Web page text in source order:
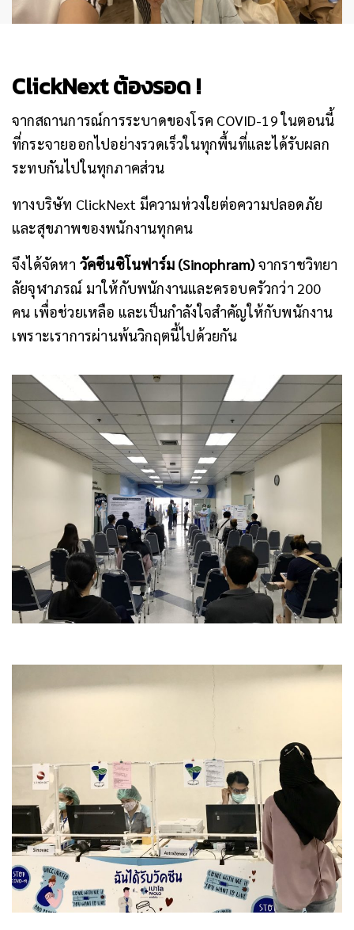
ClickNext ต้องรอด !
จากสถานการณ์การระบาดของโรค COVID-19 ในตอนนี้
ที่กระจายออกไปอย่างรวดเร็วในทุกพื้นที่และได้รับผลก
ระทบกันไปในทุกภาคส่วน
ทางบริษัท ClickNext มีความห่วงใยต่อความปลอดภัย
และสุขภาพของพนักงานทุกคน
จึงได้จัดหา วัคซีนซิโนฟาร์ม (Sinophram)จากราชวิทยา
ลัยจุฬาภรณ์ มาให้กับพนักงานและครอบครัวกว่า 200
คน เพื่อช่วยเหลือ และเป็นกำลังใจสำคัญให้กับพนักงาน
เพราะเราการผ่านพ้นวิกฤตนี้ไปด้วยกัน